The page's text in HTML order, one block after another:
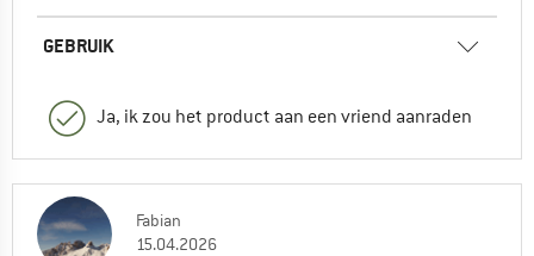
GEBRUIK
Ja, ik zou het product aan een vriend aanraden
Fabian
15.04.2026